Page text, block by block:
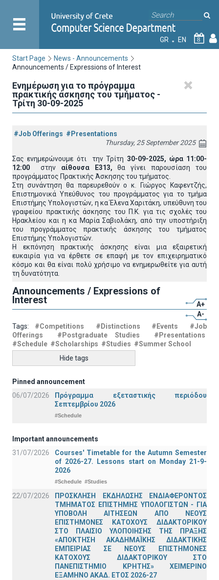
GR EN 8
Start Page
News - Announcements
Announcements / Expressions of Interest
Ενημέρωση για το πρόγραμμα
πρακτικής άσκησης του τμήματος -
Τρίτη 30-09-2025
#Job Offerings #Presentations
Thursday, 25 September 2025
Σας ενημερώνουμε ότι την Τρίτη 30-09-2025, ώρα 11:00-
12:00 στηναίθουσα Ε313, θα γίνει παρουσίαση του
προγράμματος Πρακτικής Άσκησης του τμήματος.
Στη συνάντηση θα παρευρεθούν ο κ. Γιώργος Καφεντζής,
Επιστημονικά Υπεύθυνος του προγράμματος για το τμήμα
Επιστήμης Υπολογιστών, η κα Έλενα Χαριτάκη, υπεύθυνη του
γραφείου πρακτικής άσκησης του Π.Κ. για τις σχολές του
Ηρακλείου και η κα Μαρία Σαβιολάκη, από την υποστήριξη
του προγράμματος πρακτικής άσκησης του τμήματος
Επιστήμης Υπολογιστών.
Η εκπόνηση πρακτικής άσκησης είναι μια εξαιρετική
ευκαιρία για να έρθετε σε επαφή με τον επιχειρηματικό
κόσμο και θα είναι πολύ χρήσιμο να ενημερωθείτε για αυτή
τη δυνατότητα.
Announcements / Expressions of
Interest
A+
A-
Tags: #Competitions #Distinctions #Events
#Job
Offerings
#Postgraduate Studies
#Presentations
#Schedule #Scholarships #Studies #Summer School
Hide tags
Pinned announcement
06/07/2026
Πρόγραμμα εξεταστικής περιόδου
Σεπτεμβρίου 2026
#Schedule
Important announcements
31/07/2026
Courses' Timetable for the Autumn Semester
of 2026-27. Lessons start on Monday 21-9-
2026
#Schedule #Studies
22/07/2026
ΠΡΟΣΚΛΗΣΗ ΕΚΔΗΛΩΣΗΣ ΕΝΔΙΑΦΕΡΟΝΤΟΣ
ΤΜΗΜΑΤΟΣ ΕΠΙΣΤΗΜΗΣ ΥΠΟΛΟΓΙΣΤΩΝ - ΓΙΑ
ΥΠΟΒΟΛΗ ΑΙΤΗΣΕΩΝ ΑΠΟ ΝΕΟΥΣ
ΕΠΙΣΤΗΜΟΝΕΣ ΚΑΤΟΧΟΥΣ ΔΙΔΑΚΤΟΡΙΚΟΥ
ΣΤΟ ΠΛΑΙΣΙΟ ΥΛΟΠΟΙΗΣΗΣ ΤΗΣ ΠΡΑΞΗΣ
«ΑΠΟΚΤΗΣΗ ΑΚΑΔΗΜΑΪΚΗΣ ΔΙΔΑΚΤΙΚΗΣ
ΕΜΠΕΙΡΙΑΣ ΣΕ ΝΕΟΥΣ ΕΠΙΣΤΗΜΟΝΕΣ
ΚΑΤΟΧΟΥΣ ΔΙΔΑΚΤΟΡΙΚΟΥ ΣΤΟ
ΠΑΝΕΠΙΣΤΗΜΙΟ ΚΡΗΤΗΣ» ΧΕΙΜΕΡΙΝΟ
ΕΞΑΜΗΝΟ ΑΚΑΔ. ΕΤΟΣ 2026-27